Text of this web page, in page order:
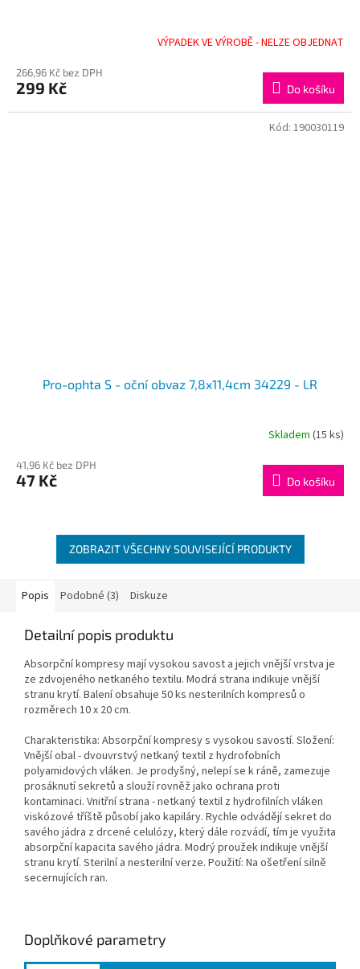
VÝPADEK VE VÝROBĚ - NELZE OBJEDNAT
266,96 Kč bez DPH
299 Kč Do košíku
Pro-ophta S - oční obvaz 7,8x11,4cm 34229 - LR
produktu
je
Skladem(15 ks)
41,96 Kč bez DPH
47 Kč Do košíku
Kód: 190030119
ZOBRAZIT VŠECHNY SOUVISEJÍCÍ PRODUKTY
Popis Podobné (3) Diskuze
Detailní popis produktu
Absorpční kompresy mají vysokou savost a jejich vnější vrstva je
ze zdvojeného netkaného textilu. Modrá strana indikuje vnější
stranu krytí. Balení obsahuje 50 ks nesterilních kompresů o
rozměrech 10 x 20 cm.
Charakteristika: Absorpční kompresy s vysokou savostí. Složení:
Vnější obal - dvouvrstvý netkaný textil z hydrofobních
polyamidových vláken. Je prodyšný, nelepí se k ráně, zamezuje
prosáknutí sekretů a slouží rovněž jako ochrana proti
kontaminaci. Vnitřní strana - netkaný textil z hydrofilních vláken
viskózové tříště působí jako kapiláry. Rychle odvádějí sekret do
savého jádra z drcené celulózy, který dále rozvádí, tím je využita
absorpční kapacita savého jádra. Modrý proužek indikuje vnější
stranu krytí. Sterilní a nesterilní verze. Použití: Na ošetření silně
secernujících ran.
Doplňkové parametry